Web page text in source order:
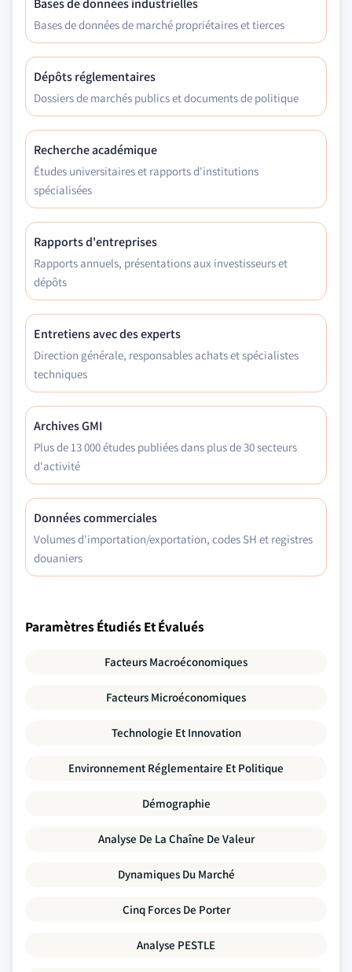
Bases de données industrielles
Bases de données de marché propriétaires et tierces
Dépôts réglementaires
Dossiers de marchés publics et documents de politique
Recherche académique
Études universitaires et rapports d'institutions
spécialisées
Rapports d'entreprises
Rapports annuels, présentations aux investisseurs et
dépôts
Entretiens avec des experts
Direction générale, responsables achats et spécialistes
techniques
Archives GMI
Plus de 13 000 études publiées dans plus de 30 secteurs
d'activité
Données commerciales
Volumes d'importation/exportation, codes SH et registres
douaniers
Paramètres Étudiés Et Évalués
Facteurs Macroéconomiques
Facteurs Microéconomiques
Technologie Et Innovation
Environnement Réglementaire Et Politique
Démographie
Analyse De La Chaîne De Valeur
Dynamiques Du Marché
Cinq Forces De Porter
Analyse PESTLE